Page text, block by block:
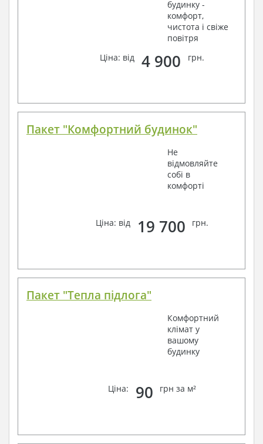
будинку -
комфорт,
чистота і свіже
повітря
Ціна: від
4 900 грн.
Пакет "Комфортний будинок"
Не
відмовляйте
собі в
комфорті
Ціна: від 19 700 грн.
Пакет "Тепла підлога"
Комфортний
клімат у
вашому
будинку
Ціна: 90 грн за м²